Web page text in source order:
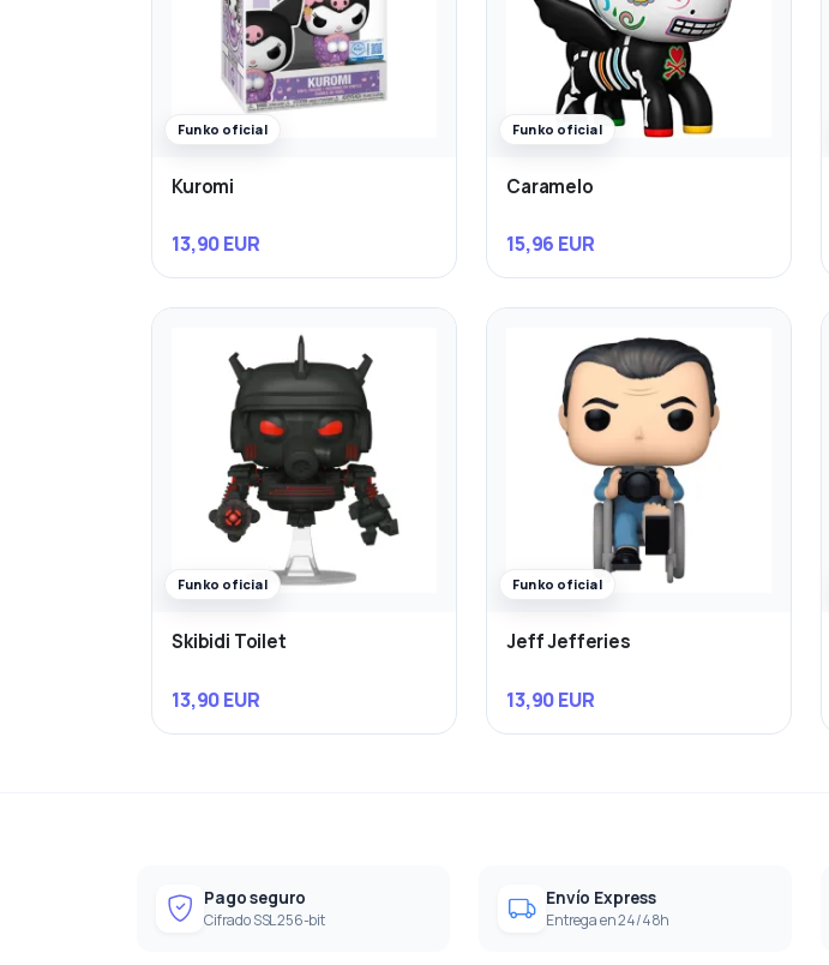
Funko oficial
Kuromi
13,90 EUR
Funko oficial
Caramelo
15,96 EUR
Funko oficial
Skibidi Toilet
13,90 EUR
Funko oficial
Jeff Jefferies
13,90 EUR
Pago seguro
Cifrado SSL 256-bit
Envío Express
Entrega en 24/48h